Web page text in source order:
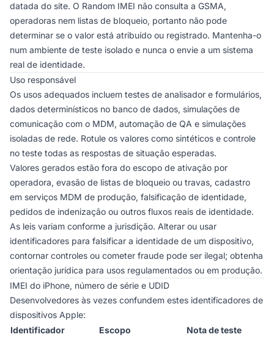
datada do site. O Random IMEI não consulta a GSMA,
operadoras nem listas de bloqueio, portanto não pode
determinar se o valor está atribuído ou registrado. Mantenha-o
num ambiente de teste isolado e nunca o envie a um sistema
real de identidade.
Uso responsável
Os usos adequados incluem testes de analisador e formulários,
dados determinísticos no banco de dados, simulações de
comunicação com o MDM, automação de QA e simulações
isoladas de rede. Rotule os valores como sintéticos e controle
no teste todas as respostas de situação esperadas.
Valores gerados estão fora do escopo de ativação por
operadora, evasão de listas de bloqueio ou travas, cadastro
em serviços MDM de produção, falsificação de identidade,
pedidos de indenização ou outros fluxos reais de identidade.
As leis variam conforme a jurisdição. Alterar ou usar
identificadores para falsificar a identidade de um dispositivo,
contornar controles ou cometer fraude pode ser ilegal; obtenha
orientação jurídica para usos regulamentados ou em produção.
IMEI do iPhone, número de série e UDID
Desenvolvedores às vezes confundem estes identificadores de
dispositivos Apple:
Identificador
Escopo Nota de teste